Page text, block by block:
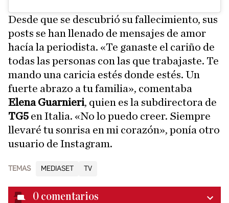
Desde que se descubrió su fallecimiento, sus
posts se han llenado de mensajes de amor
hacía la periodista. «Te ganaste el cariño de
todas las personas con las que trabajaste. Te
mando una caricia estés donde estés. Un
fuerte abrazo a tu familia», comentaba
Elena Guarnieri, quien es la subdirectora de
TG5 en Italia. «No lo puedo creer. Siempre
llevaré tu sonrisa en mi corazón», ponía otro
usuario de Instagram.
TEMAS MEDIASET TV
0 comentarios